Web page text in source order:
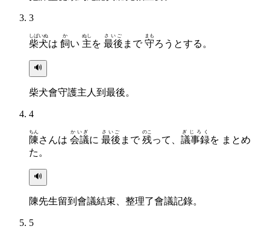
3
柴犬
しばいぬ
は 飼
か
い 主
ぬし
を 最後
さいご
まで守
まも
ろうとする。
🔊
柴犬會守護主人到最後。
4
陳
ちん
さんは 会議
かいぎ
に 最後
さいご
まで残
のこ
って、 議事録
ぎじろく
を まとめ
た。
🔊
陳先生留到會議結束、整理了會議記錄。
5